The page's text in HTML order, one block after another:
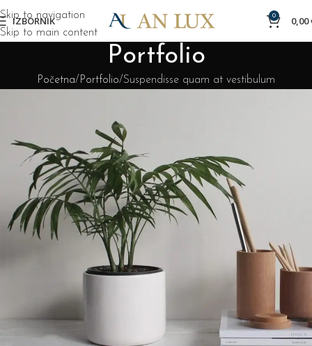
Skip to navigation
Skip to main content
IZBORNIK 0 0,00
Portfolio
Početna Portfolio Suspendisse quam at vestibulum